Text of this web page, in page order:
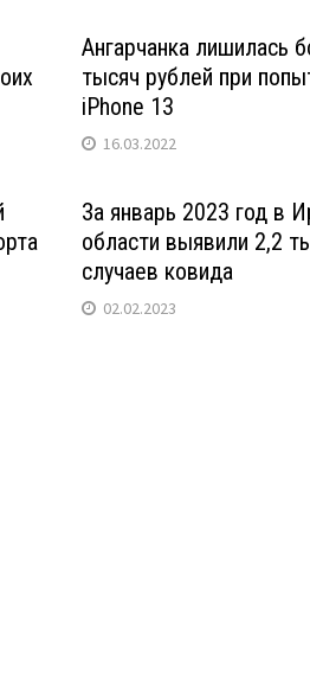
Ангарчанка лишилась
тысяч рублей при
iPhone 13
16.03.2022
За январь 2023 год в
области выявили 2,2
случаев ковида
02.02.2023